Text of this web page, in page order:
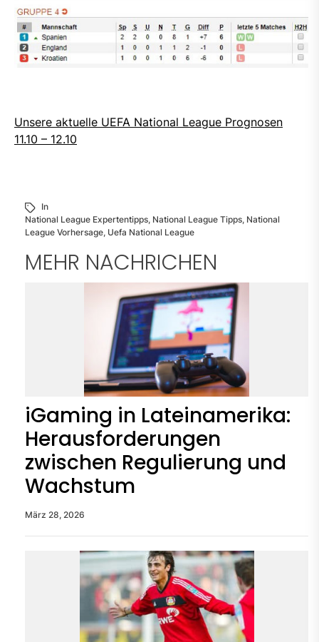
Unsere aktuelle UEFA National League Prognosen
11.10 – 12.10
In
National League Expertentipps, National League Tipps, National
League Vorhersage, Uefa National League
MEHR NACHRICHEN
iGaming in Lateinamerika:
Herausforderungen
zwischen Regulierung und
Wachstum
März 28, 2026